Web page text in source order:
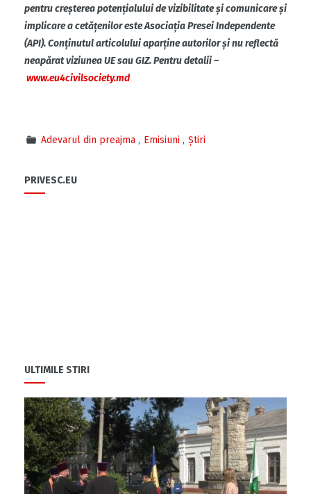
pentru creșterea potențialului de vizibilitate și comunicare și
implicare a cetățenilor este Asociația Presei Independente
(API). Conținutul articolului aparține autorilor și nu reflectă
neapărat viziunea UE sau GIZ. Pentru detalii –
www.eu4civilsociety.md
Adevarul din preajma Emisiuni Știri
PRIVESC.EU
ULTIMILE STIRI